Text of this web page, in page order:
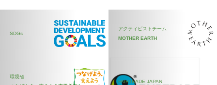
SDGs
アクティビストチーム
MOTHER EARTH
環境省
FAIRTRADE JAPAN